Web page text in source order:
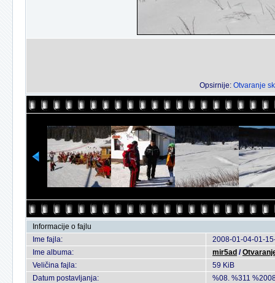
Opsirnije: Otvaranje
Informacije o fajlu
Ime fajla:
2008-01-04-01-
Ime albuma:
mir5ad /
Veličina fajla:
59 KiB
Datum postavljanja:
%08. %311